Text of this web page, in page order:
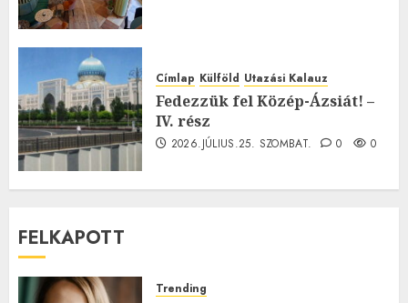
Címlap Külföld Utazási Kalauz
Fedezzük fel Közép-Ázsiát! –
IV. rész
2026.JÚLIUS.25. SZOMBAT. 0 0
FELKAPOTT
Trending